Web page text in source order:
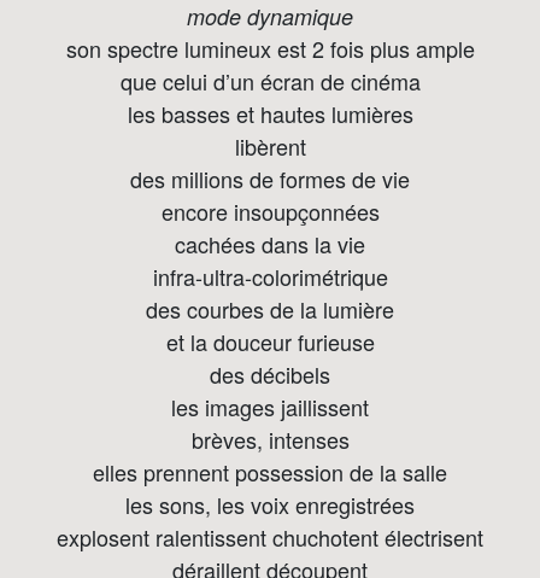
mode dynamique
son spectre lumineux est 2 fois plus ample
que celui d’un écran de cinéma
les basses et hautes lumières
libèrent
des millions de formes de vie
encore insoupçonnées
cachées dans la vie
infra-ultra-colorimétrique
des courbes de la lumière
et la douceur furieuse
des décibels
les images jaillissent
brèves, intenses
elles prennent possession de la salle
les sons, les voix enregistrées
explosent ralentissent chuchotent électrisent
déraillent découpent